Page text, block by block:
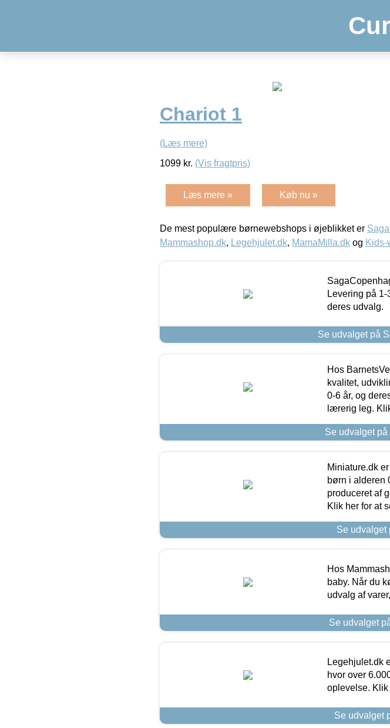
Chariot 1
(Læs mere)
1099 kr. (Vis fragtpris)
Læs mere » Køb nu »
De mest populære børnewebshops i øjeblikket er
Mammashop.dk, Legehjulet.dk, MamaMilla.dk og Kids-
Levering på
deres udvalg.
Se udvalget på
Hos
kvalitet,
0-6 år, og
lærerig leg.
Se udvalget
Miniature.dk
børn i alderen
produceret af
Klik her for at
Se udvalget
Hos
baby. Når du
udvalg af
Se udvalget
Legehjulet.dk
hvor over
oplevelse. Klik
Se udvalget